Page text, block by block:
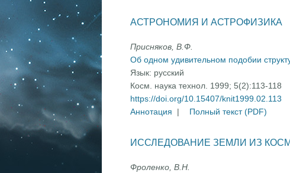
АСТРОНОМИЯ И АСТРОФИЗИКА
Присняков, В.Ф.
Об одном удивительном подобии
Язык: русский
Косм. наука технол. 1999; 5(2):113-118
https://doi.org/10.15407/knit1999.02.113
Аннотация
| Полный текст (PDF)
ИССЛЕДОВАНИЕ ЗЕМЛИ ИЗ
Фроленко, В.Н.